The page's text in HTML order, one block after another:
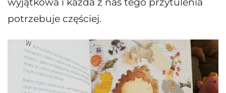
potrzebuje częściej.